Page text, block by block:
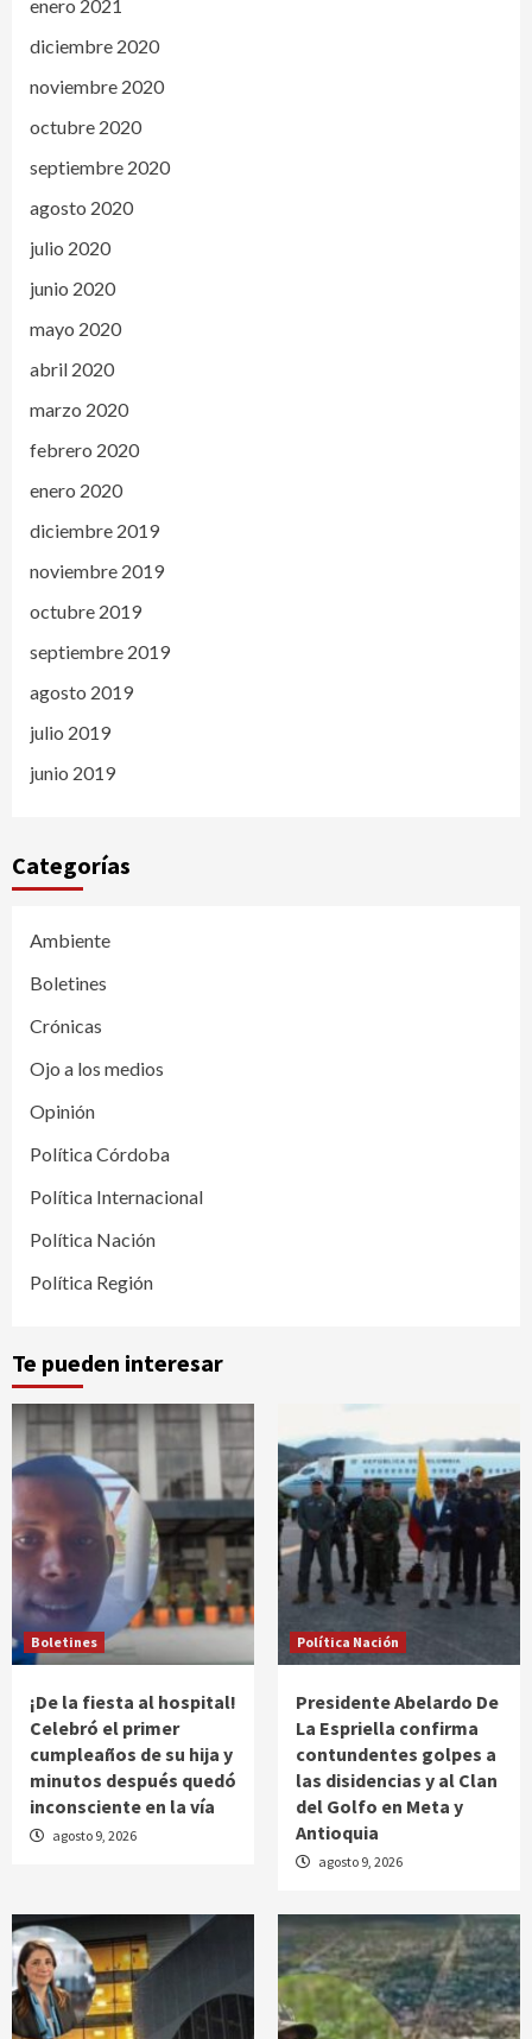
enero 2021
diciembre 2020
noviembre 2020
octubre 2020
septiembre 2020
agosto 2020
julio 2020
junio 2020
mayo 2020
abril 2020
marzo 2020
febrero 2020
enero 2020
diciembre 2019
noviembre 2019
octubre 2019
septiembre 2019
agosto 2019
julio 2019
junio 2019
Categorías
Ambiente
Boletines
Crónicas
Ojo a los medios
Opinión
Política Córdoba
Política Internacional
Política Nación
Política Región
Te pueden interesar
Boletines
¡De la fiesta al hospital!
Celebró el primer
cumpleaños de su hija y
minutos después quedó
inconsciente en la vía
agosto 9, 2026
Política Nación
Presidente Abelardo De
La Espriella confirma
contundentes golpes a
las disidencias y al Clan
del Golfo en Meta y
Antioquia
agosto 9, 2026